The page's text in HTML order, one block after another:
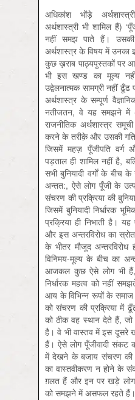
अधिकांश भोंड़े
अर्थशास्त्री भी शामिल हैं)
नहीं समझ पाते हैं। उसकी
अर्थशास्त्र के विषय में उनका
कुछ ख़राब पाठ्यपुस्तकों पर
भी इस खण्ड का मूल्य
उद्वेलनात्मक सामग्री नहीं ढूँढ
अर्थशास्त्र के सम्पूर्ण
नतीजतन, वे यह समझने में
राजनीतिक अर्थशास्त्र
करने के तरीक़े और उसकी
जिसमें महज़ पूँजीपति वर्ग
पड़ताल ही शामिल नहीं है,
सभी बुनियादी वर्गों के बीच
अन्तत:, ऐसे लोग पूँजी के
संचरण की प्रक्रिया की
जिसमें बुनियादी निर्धारक
प्रक्रिया ही निभाती है।
और इस अन्तरविरोध का
के भीतर मौजूद
विनिमय-मूल्य के बीच का
आजकल कुछ ऐसे लोग भी हैं,
निर्धारक महत्व को नहीं
आय के विभिन्न रूपों के समाज
को संचरण की प्रक्रिया में
को ठीक वह स्थान देते हैं, जो
है। वे भी वास्तव में इस
हैं। ऐसे लोग पूँजीवादी संकट
में देखने के बजाय संचरण की
का वास्तवीकरण न होने के
ग़लत हैं और इन पर खड़े लोग
को समझने में असफल रहते हैं।